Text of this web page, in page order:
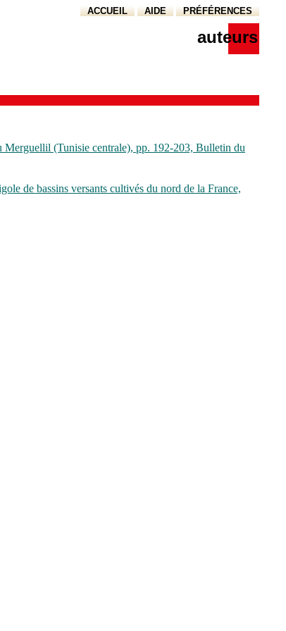
ACCUEIL AIDE PRÉFÉRENCES
auteurs
Merguellil (Tunisie centrale), pp. 192-203, Bulletin du
de bassins versants cultivés du nord de la France,